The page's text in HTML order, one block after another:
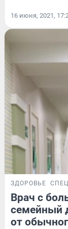
16 июня, 2021,
ЗДОРОВЬЕ
Врач с
семейный
от